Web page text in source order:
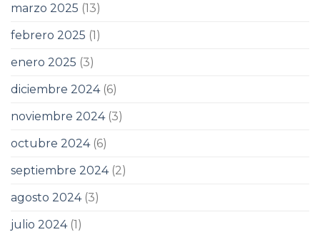
marzo 2025 (13)
febrero 2025 (1)
enero 2025 (3)
diciembre 2024(6)
noviembre 2024(3)
octubre 2024(6)
septiembre 2024(2)
agosto 2024(3)
julio 2024(1)